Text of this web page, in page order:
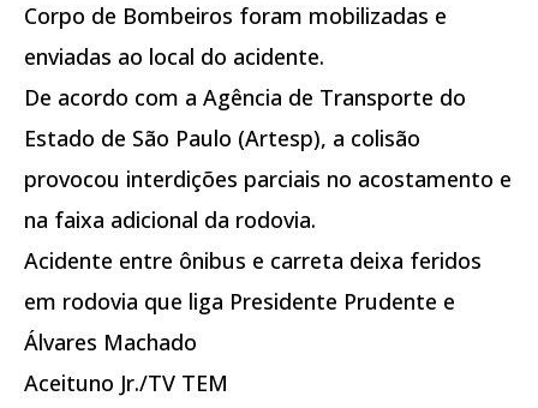
Corpo de Bombeiros foram mobilizadas e
enviadas ao local do acidente.
De acordo com a Agência de Transporte do
Estado de São Paulo (Artesp), a colisão
provocou interdições parciais no acostamento e
na faixa adicional da rodovia.
Acidente entre ônibus e carreta deixa feridos
em rodovia que liga Presidente Prudente e
Álvares Machado
Aceituno Jr./TV TEM